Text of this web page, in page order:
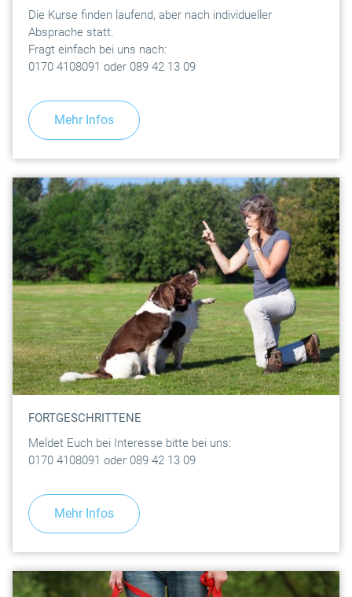
Die Kurse finden laufend, aber nach individueller
Absprache statt.
Fragt einfach bei uns nach:
0170 4108091 oder 089 42 13 09
Mehr Infos
FORTGESCHRITTENE
Meldet Euch bei Interesse bitte bei uns:
0170 4108091 oder 089 42 13 09
Mehr Infos